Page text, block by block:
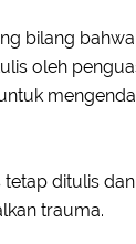
bilang
oleh
ditulis
trauma.